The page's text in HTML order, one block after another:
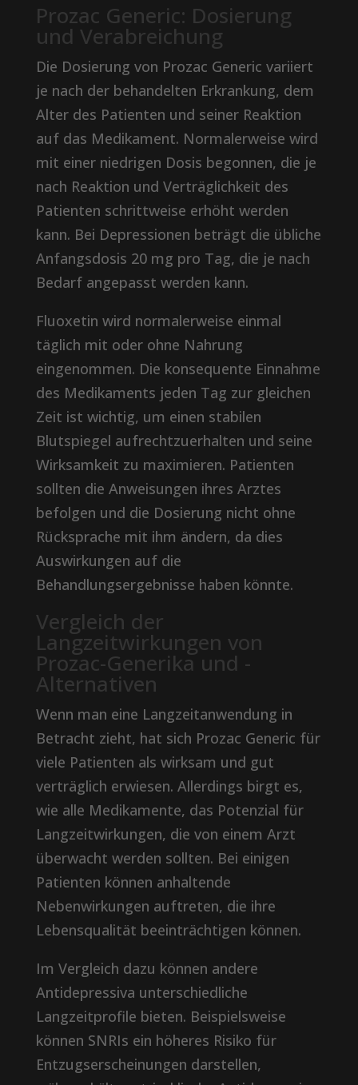
Prozac Generic: Dosierung
und Verabreichung
Die Dosierung von Prozac Generic variiert
je nach der behandelten Erkrankung, dem
Alter des Patienten und seiner Reaktion
auf das Medikament. Normalerweise wird
mit einer niedrigen Dosis begonnen, die je
nach Reaktion und Verträglichkeit des
Patienten schrittweise erhöht werden
kann. Bei Depressionen beträgt die übliche
Anfangsdosis 20 mg pro Tag, die je nach
Bedarf angepasst werden kann.
Fluoxetin wird normalerweise einmal
täglich mit oder ohne Nahrung
eingenommen. Die konsequente Einnahme
des Medikaments jeden Tag zur gleichen
Zeit ist wichtig, um einen stabilen
Blutspiegel aufrechtzuerhalten und seine
Wirksamkeit zu maximieren. Patienten
sollten die Anweisungen ihres Arztes
befolgen und die Dosierung nicht ohne
Rücksprache mit ihm ändern, da dies
Auswirkungen auf die
Behandlungsergebnisse haben könnte.
Vergleich der
Langzeitwirkungen von
Prozac-Generika und -
Alternativen
Wenn man eine Langzeitanwendung in
Betracht zieht, hat sich Prozac Generic für
viele Patienten als wirksam und gut
verträglich erwiesen. Allerdings birgt es,
wie alle Medikamente, das Potenzial für
Langzeitwirkungen, die von einem Arzt
überwacht werden sollten. Bei einigen
Patienten können anhaltende
Nebenwirkungen auftreten, die ihre
Lebensqualität beeinträchtigen können.
Im Vergleich dazu können andere
Antidepressiva unterschiedliche
Langzeitprofile bieten. Beispielsweise
können SNRIs ein höheres Risiko für
Entzugserscheinungen darstellen,